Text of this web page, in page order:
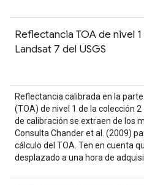
Reflectancia TOA de nivel
Landsat 7 del USGS
Reflectancia calibrada en la
(TOA) de nivel 1 de la colección
de calibración se extraen de los
Consulta Chander et al. (2009)
cálculo del TOA. Ten en cuenta
desplazado a una hora de